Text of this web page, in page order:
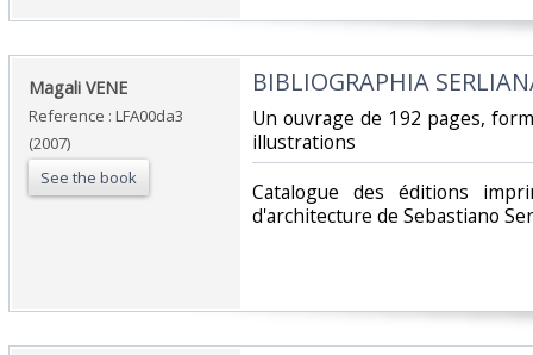
‎Magali VENE‎
Reference : LFA00da3
(2007)
See the book
‎BIBLIOGRAPHIA
‎Un ouvrage de 192 pages,
illustrations‎
‎Catalogue des éditions
d'architecture de Sebastiano